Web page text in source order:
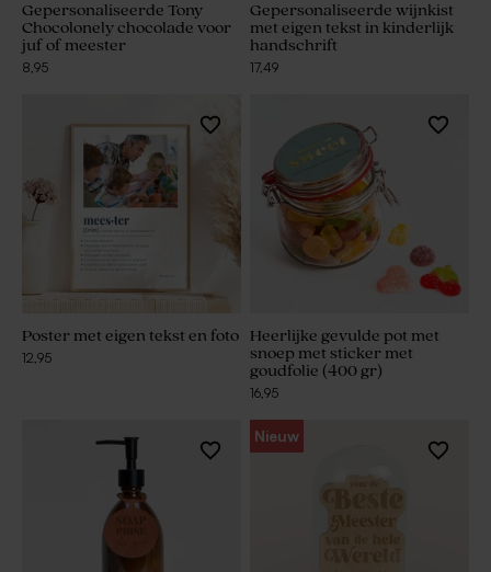
Gepersonaliseerde Tony
Chocolonely chocolade voor
juf of meester
8,95
Gepersonaliseerde wijnkist
met eigen tekst in kinderlijk
handschrift
17,49
Poster met eigen tekst en foto
12,95
Heerlijke gevulde pot met
snoep met sticker met
goudfolie (400 gr)
16,95
Nieuw